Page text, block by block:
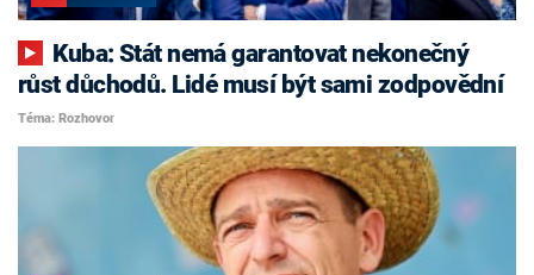
růst důchodů. Lidé musí být sami zodpovědní
Téma: Rozhovor